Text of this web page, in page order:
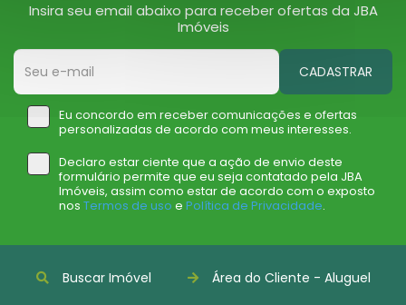
Insira seu email abaixo para receber ofertas da JBA
Imóveis
CADASTRAR
Eu concordo em receber comunicações e ofertas
personalizadas de acordo com meus interesses.
Declaro estar ciente que a ação de envio deste
formulário permite que eu seja contatado pela JBA
Imóveis, assim como estar de acordo com o exposto
nos Termos de uso e Política de Privacidade.
Buscar Imóvel Área do Cliente - Aluguel